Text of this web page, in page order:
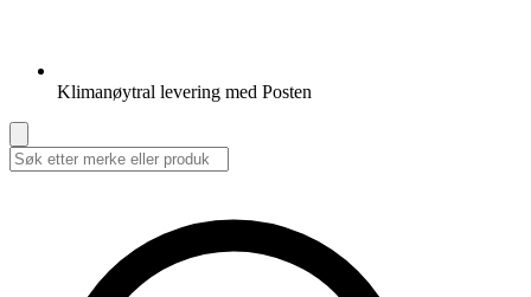
Klimanøytral levering med Posten